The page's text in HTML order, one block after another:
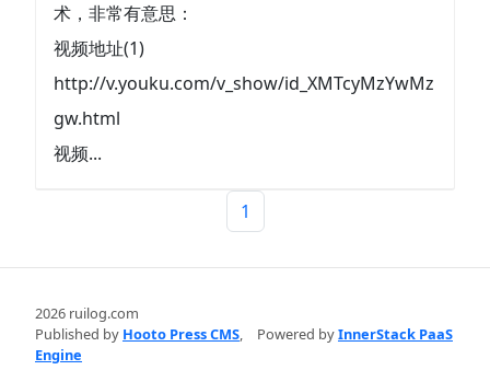
术，非常有意思：
视频地址(1)
http://v.youku.com/v_show/id_XMTcyMzYwMz
gw.html
视频...
1
2026 ruilog.com
Published by Hooto Press CMS, Powered byInnerStack PaaS
Engine